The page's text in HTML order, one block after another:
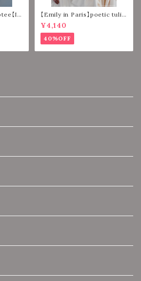
【IV
【Emily in Paris】poetic tulip
strap 【BLACK】
¥4,140
40%OFF